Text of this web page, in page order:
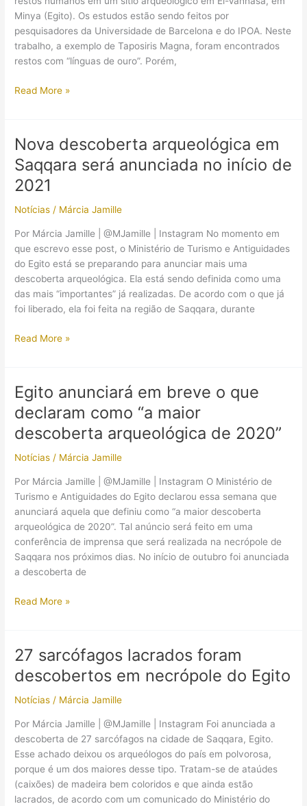
Minya (Egito). Os estudos estão sendo feitos por
pesquisadores da Universidade de Barcelona e do IPOA. Neste
trabalho, a exemplo de Taposiris Magna, foram encontrados
restos com “línguas de ouro”. Porém,
Mais
“línguas
de
ouro”
foram
encontrados
Egito
Read More »
Nova descoberta arqueológica em
Saqqara será anunciada no início de
2021
Notícias / Márcia Jamille
Por Márcia Jamille | @MJamille | Instagram No momento em
que escrevo esse post, o Ministério de Turismo e Antiguidades
do Egito está se preparando para anunciar mais uma
descoberta arqueológica. Ela está sendo definida como uma
das mais “importantes” já realizadas. De acordo com o que já
foi liberado, ela foi feita na região de Saqqara, durante
Nova
Saqqara
será
anunciada
no
início
2021
Read More »
Egito anunciará em breve o que
declaram como “a maior
descoberta arqueológica de 2020”
Notícias / Márcia Jamille
Por Márcia Jamille | @MJamille | Instagram O Ministério de
Turismo e Antiguidades do Egito declarou essa semana que
anunciará aquela que definiu como “a maior descoberta
arqueológica de 2020”. Tal anúncio será feito em uma
conferência de imprensa que será realizada na necrópole de
Saqqara nos próximos dias. No início de outubro foi anunciada
a descoberta de
Egito
o
que
como
“a
maior
descoberta
arqueológica
de
2020”
Read More »
27 sarcófagos lacrados foram
descobertos em necrópole do Egito
Notícias / Márcia Jamille
Por Márcia Jamille | @MJamille | Instagram Foi anunciada a
descoberta de 27 sarcófagos na cidade de Saqqara, Egito.
Esse achado deixou os arqueólogos do país em polvorosa,
porque é um dos maiores desse tipo. Tratam-se de ataúdes
(caixões) de madeira bem coloridos e que ainda estão
lacrados, de acordo com um comunicado do Ministério do